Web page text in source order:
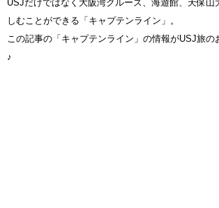
USJだけではなく大阪湾クルーズ、海遊館、天保山
しむことができる「キャプテンライン」。
この記事の「キャプテンライン」の情報がUSJ旅の
♪